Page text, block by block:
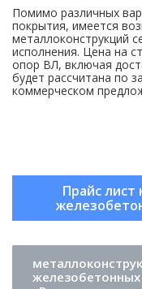
Помимо различных
покрытия, имеется
металлоконструкций
исполнения. Цена на
опор ВЛ, включая
будет рассчитана по
коммерческом
Прайс лист